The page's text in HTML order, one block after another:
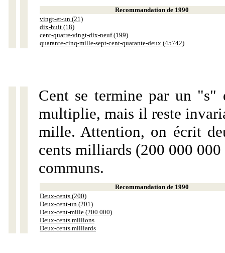
Recommandation de 1990
vingt-et-un (21)
dix-huit (18)
cent-quatre-vingt-dix-neuf (199)
quarante-cinq-mille-sept-cent-quarante-deux (45742)
Cent se termine par un "s"
multiplie, mais il reste
mille. Attention, on écrit
cents milliards (200 000
communs.
Recommandation de 1990
Deux-cents (200)
Deux-cent-un (201)
Deux-cent-mille (200 000)
Deux-cents millions
Deux-cents milliards